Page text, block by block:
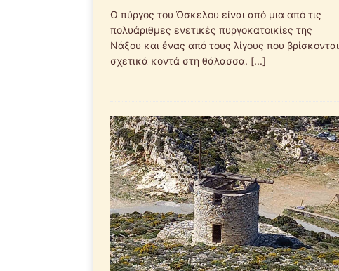
Ο πύργος του Όσκελου είναι από μια από τις
πολυάριθμες ενετικές πυργοκατοικίες της
Νάξου και ένας από τους λίγους που βρίσκονται
σχετικά κοντά στη θάλασσα. [...]